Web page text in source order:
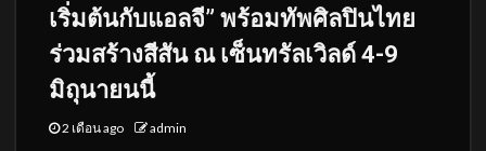
เริ่มต้นกับแอลจี” พร้อมทัพศิลปินไทย
ร่วมสร้างสีสัน ณ เซ็นทรัลเวิลด์ 4-9
มิถุนายนนี้
2 เดือน ago admin